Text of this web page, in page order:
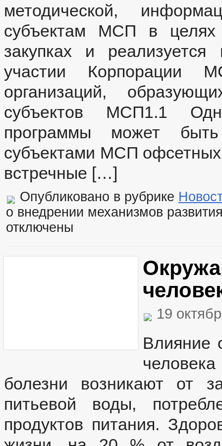
методической,
субъектам МСП в целях
закупках и
участии Корпорации
организаций,
субъектов МСП1.1
программы может
субъектами МСП
встречные […]
Опубликовано в рубрике
о внедрении механизмов
отключены
19
Влияние
болезни возникают от
питьевой воды,
продуктов питания.